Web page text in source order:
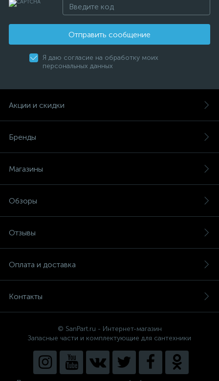
Отправить сообщение
Я даю согласие на обработку моих
персональных данных
Акции и скидки
Бренды
Магазины
Обзоры
Отзывы
Оплата и доставка
Контакты
© SanPart.ru - Интернет-магазин
Запасные части и комплектующие для сантехники